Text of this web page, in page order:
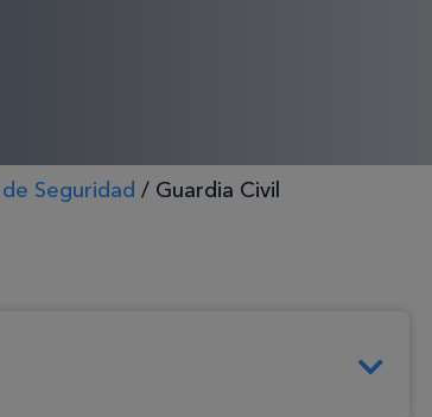
Seguridad / Guardia Civil